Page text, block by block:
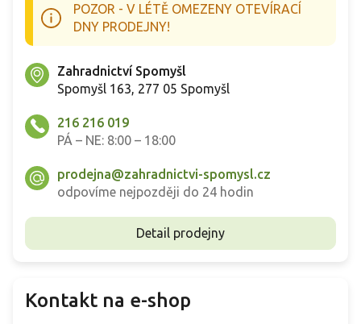
POZOR - V LÉTĚ OMEZENY OTEVÍRACÍ
DNY PRODEJNY!
Zahradnictví Spomyšl
Spomyšl 163, 277 05 Spomyšl
216 216 019
PÁ – NE: 8:00 – 18:00
prodejna@zahradnictvi-spomysl.cz
odpovíme nejpozději do 24 hodin
Detail prodejny
Kontakt na e-shop